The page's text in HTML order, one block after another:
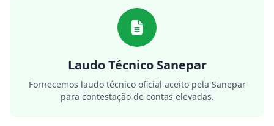
Laudo Técnico Sanepar
Fornecemos laudo técnico oficial aceito pela Sanepar
para contestação de contas elevadas.